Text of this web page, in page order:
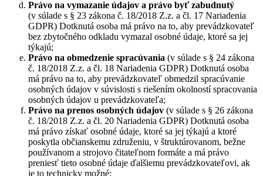
Právo na vymazanie údajov a právo byť zabudnutý
(v súlade s § 23 zákona č. 18/2018 Z.z. a čl. 17 Nariadenia
GDPR) Dotknutá osoba má právo na to, aby prevádzkovateľ
bez zbytočného odkladu vymazal osobné údaje, ktoré sa jej
týkajú;
Právo na obmedzenie spracúvania (v súlade s § 24 zákona
č. 18/2018 Z.z. a čl. 18 Nariadenia GDPR) Dotknutá osoba
má právo na to, aby prevádzkovateľ obmedzil spracúvanie
osobných údajov v súvislosti s riešením okolností spracovania
osobných údajov u prevádzkovateľa;
Právo na prenos osobných údajov (v súlade s § 26 zákona
č. 18/2018 Z.z. a čl. 20 Nariadenia GDPR) Dotknutá osoba
má právo získať osobné údaje, ktoré sa jej týkajú a ktoré
poskytla občianskemu združeniu, v štruktúrovanom, bežne
používanom a strojovo čitateľnom formáte a má právo
preniesť tieto osobné údaje ďalšiemu prevádzkovateľovi, ak
je to technicky možné;